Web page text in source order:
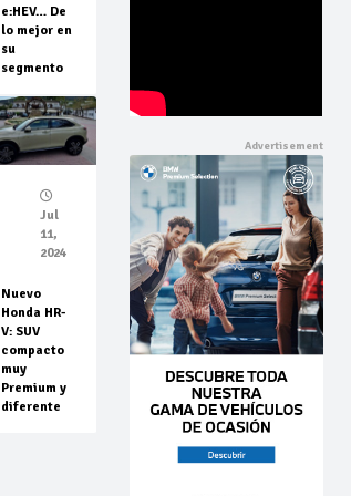
e:HEV… De
lo mejor en
su
segmento
Jul
11,
2024
Nuevo
Honda HR-
V: SUV
compacto
muy
Premium y
diferente